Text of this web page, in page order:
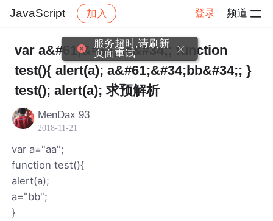
JavaScript 加入 登录 频道
JavaScript 帖子详情
var a&#61;&#34;aa&#34;; function
test(){ alert(a); a&#61;&#34;bb&#34;; }
test(); alert(a); 求预解析
MenDax 93
2018-11-21
var a="aa";
function test(){
alert(a);
a="bb";
}
服务超时,请刷新
页面重试